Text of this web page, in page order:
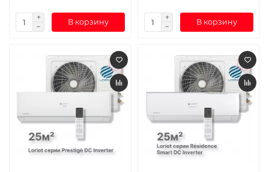
В корзину В корзину